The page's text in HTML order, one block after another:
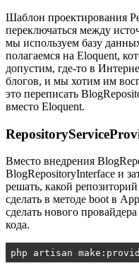
Шаблон проектирования
переключаться между
мы используем базу
полагаемся на Eloquent,
допустим, где-то в
блогов, и мы хотим им
это переписать
вместо Eloquent.
Вместо внедрения
BlogRepositoryInterface и
решать, какой
сделать в методе boot в
сделать нового
кода.
php artisan